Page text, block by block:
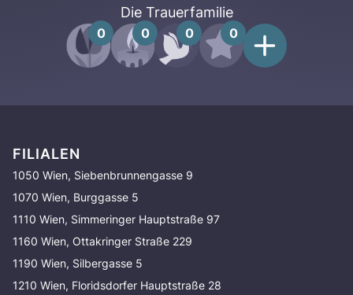
Die Trauerfamilie
0 0 0 0
FILIALEN
1050 Wien, Siebenbrunnengasse 9
1070 Wien, Burggasse 5
1110 Wien, Simmeringer Hauptstraße 97
1160 Wien, Ottakringer Straße 229
1190 Wien, Silbergasse 5
1210 Wien, Floridsdorfer Hauptstraße 28